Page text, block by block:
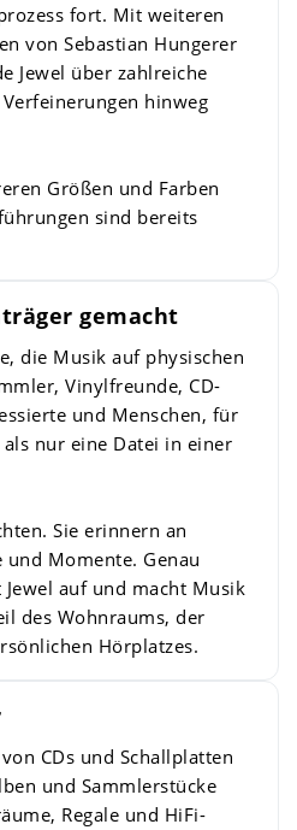
fort. Mit weiteren
von Sebastian Hungerer
Jewel über zahlreiche
hinweg
Größen und Farben
sind bereits
gemacht
die Musik auf physischen
Vinylfreunde, CD-
und Menschen, für
nur eine Datei in einer
Sie erinnern an
Momente. Genau
auf und macht Musik
des Wohnraums, der
Hörplatzes.
CDs und Schallplatten
und Sammlerstücke
Regale und HiFi-